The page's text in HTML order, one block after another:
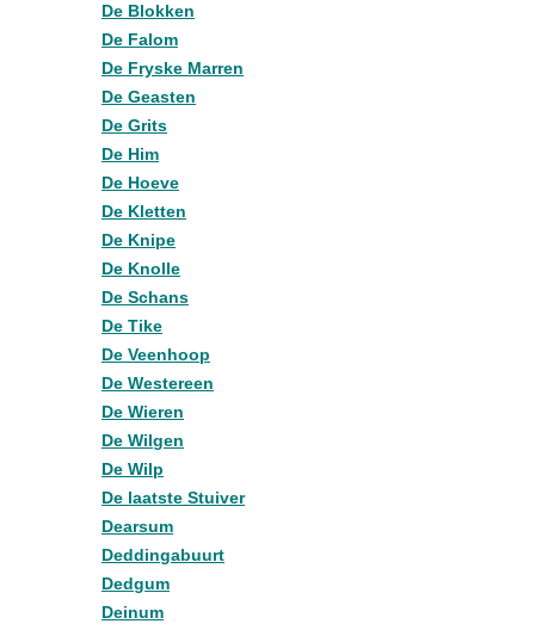
De Blokken
De Falom
De Fryske Marren
De Geasten
De Grits
De Him
De Hoeve
De Kletten
De Knipe
De Knolle
De Schans
De Tike
De Veenhoop
De Westereen
De Wieren
De Wilgen
De Wilp
De laatste Stuiver
Dearsum
Deddingabuurt
Dedgum
Deinum